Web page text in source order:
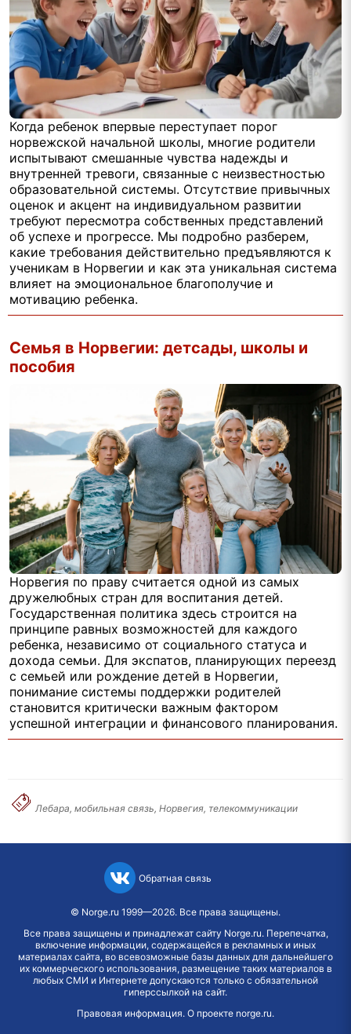
Когда ребенок впервые переступает порог
норвежской начальной школы, многие родители
испытывают смешанные чувства надежды и
внутренней тревоги, связанные с неизвестностью
образовательной системы. Отсутствие привычных
оценок и акцент на индивидуальном развитии
требуют пересмотра собственных представлений
об успехе и прогрессе. Мы подробно разберем,
какие требования действительно предъявляются к
ученикам в Норвегии и как эта уникальная система
влияет на эмоциональное благополучие и
мотивацию ребенка.
Семья в Норвегии: детсады, школы и
пособия
Норвегия по праву считается одной из самых
дружелюбных стран для воспитания детей.
Государственная политика здесь строится на
принципе равных возможностей для каждого
ребенка, независимо от социального статуса и
дохода семьи. Для экспатов, планирующих переезд
с семьей или рождение детей в Норвегии,
понимание системы поддержки родителей
становится критически важным фактором
успешной интеграции и финансового планирования.
Лебара, мобильная связь, Норвегия, телекоммуникации
Обратная связь
© Norge.ru 1999—2026. Все права защищены.
Все права защищены и принадлежат сайту Norge.ru. Перепечатка,
включение информации, содержащейся в рекламных и иных
материалах сайта, во всевозможные базы данных для дальнейшего
их коммерческого использования, размещение таких материалов в
любых СМИ и Интернете допускаются только с обязательной
гиперссылкой на сайт.
Правовая информация. О проекте norge.ru.